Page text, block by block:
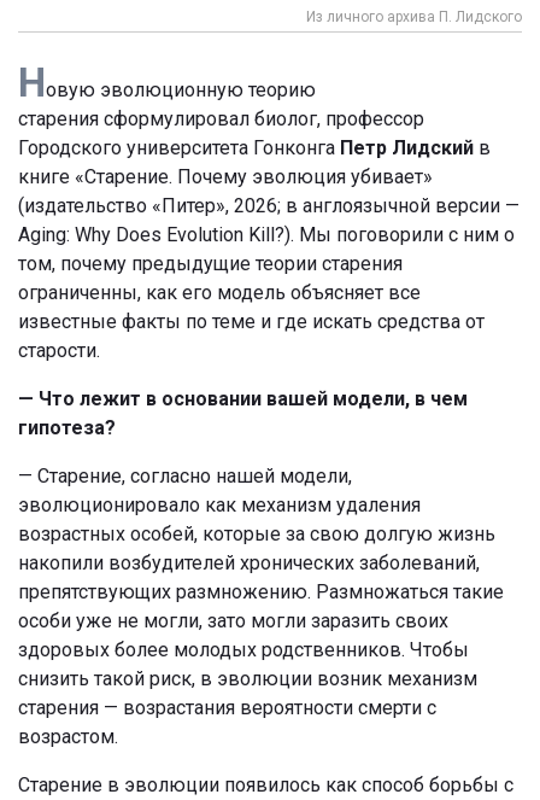
Из личного архива П. Лидского
Новую эволюционную теорию
старения сформулировал биолог, профессор
Городского университета Гонконга Петр Лидский в
книге «Старение. Почему эволюция убивает»
(издательство «Питер», 2026; в англоязычной версии —
Aging: Why Does Evolution Kill?). Мы поговорили с ним о
том, почему предыдущие теории старения
ограниченны, как его модель объясняет все
известные факты по теме и где искать средства от
старости.
— Что лежит в основании вашей модели, в чем
гипотеза?
— Старение, согласно нашей модели,
эволюционировало как механизм удаления
возрастных особей, которые за свою долгую жизнь
накопили возбудителей хронических заболеваний,
препятствующих размножению. Размножаться такие
особи уже не могли, зато могли заразить своих
здоровых более молодых родственников. Чтобы
снизить такой риск, в эволюции возник механизм
старения — возрастания вероятности смерти с
возрастом.
Старение в эволюции появилось как способ борьбы с